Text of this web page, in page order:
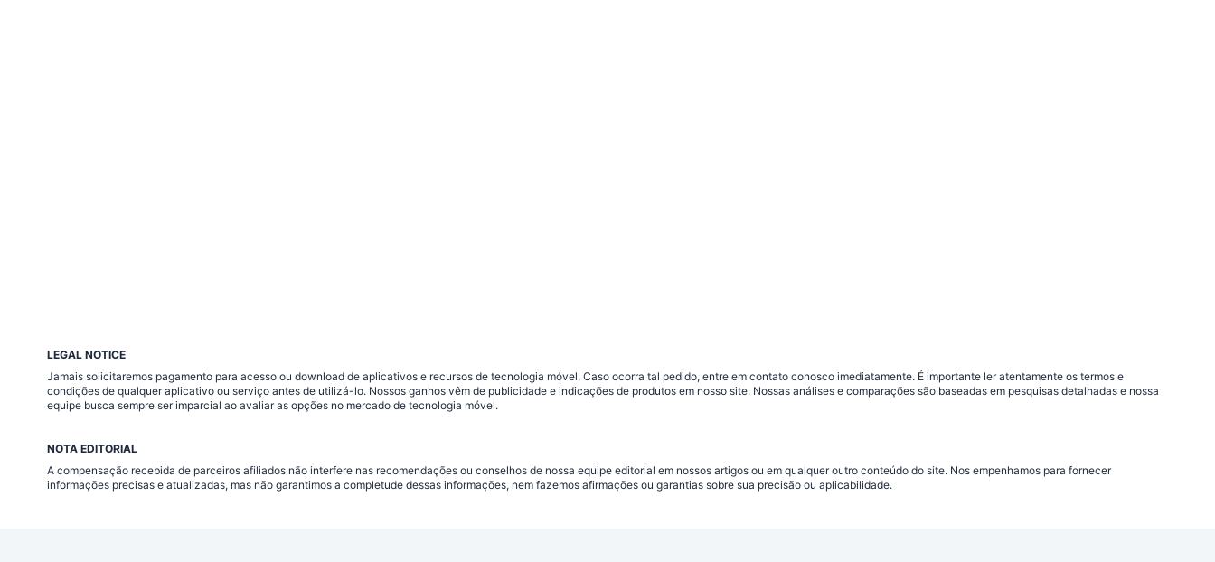
LEGAL NOTICE
Jamais solicitaremos pagamento para acesso ou download de aplicativos e recursos de tecnologia móvel. Caso ocorra tal pedido, entre em contato conosco imediatamente. É importante ler atentamente os termos e
condições de qualquer aplicativo ou serviço antes de utilizá-lo. Nossos ganhos vêm de publicidade e indicações de produtos em nosso site. Nossas análises e comparações são baseadas em pesquisas detalhadas e nossa
equipe busca sempre ser imparcial ao avaliar as opções no mercado de tecnologia móvel.
NOTA EDITORIAL
A compensação recebida de parceiros afiliados não interfere nas recomendações ou conselhos de nossa equipe editorial em nossos artigos ou em qualquer outro conteúdo do site. Nos empenhamos para fornecer
informações precisas e atualizadas, mas não garantimos a completude dessas informações, nem fazemos afirmações ou garantias sobre sua precisão ou aplicabilidade.